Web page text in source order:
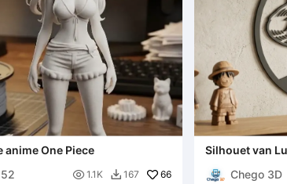
anime One Piece
 1.1K  167 66
Silhouet van
Chego 3D